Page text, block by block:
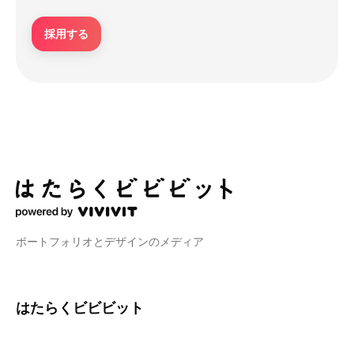
採用する
ポートフォリオとデザインのメディア
はたらくビビビット